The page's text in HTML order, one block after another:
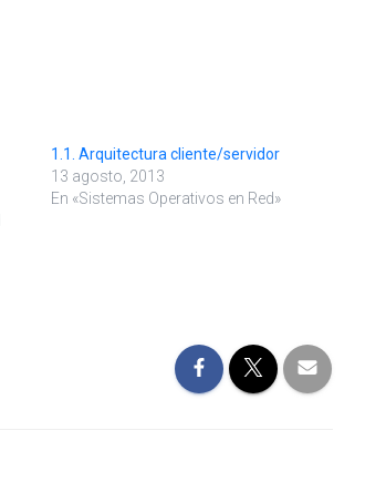
1.1. Arquitectura cliente/servidor
13 agosto, 2013
En «Sistemas Operativos en Red»